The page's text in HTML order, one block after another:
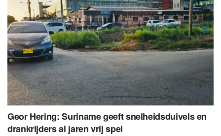
Geor Hering: Suriname geeft snelheidsduivels en
drankrijders al jaren vrij spel